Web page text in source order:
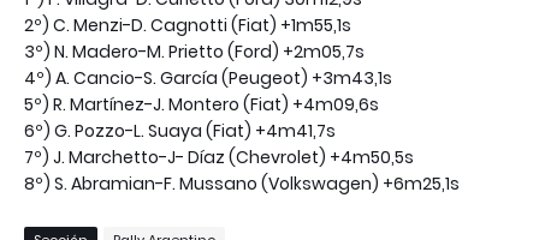
2º) C. Menzi-D. Cagnotti (Fiat) +1m55,1s
3º) N. Madero-M. Prietto (Ford) +2m05,7s
4º) A. Cancio-S. García (Peugeot) +3m43,1s
5º) R. Martínez-J. Montero (Fiat) +4m09,6s
6º) G. Pozzo-L. Suaya (Fiat) +4m41,7s
7º) J. Marchetto-J- Díaz (Chevrolet) +4m50,5s
8º) S. Abramian-F. Mussano (Volkswagen) +6m25,1s